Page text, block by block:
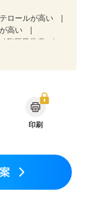
ロールが高い
高い
脂質異常症
療法中）
れ
印刷